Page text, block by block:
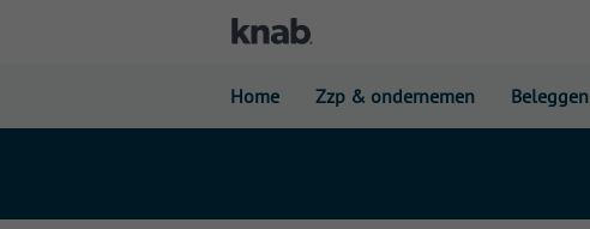
Home Zzp & ondernemen Beleggen